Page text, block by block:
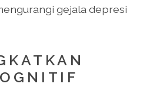
gejala depresi